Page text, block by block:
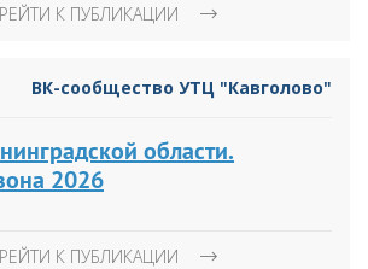
К ПУБЛИКАЦИИ
ВК-сообщество УТЦ "Кавголово"
области.
2026
К ПУБЛИКАЦИИ